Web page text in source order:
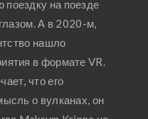
на поезде
А в 2020-м,
нашло
в формате VR.
что его
о вулканах, он